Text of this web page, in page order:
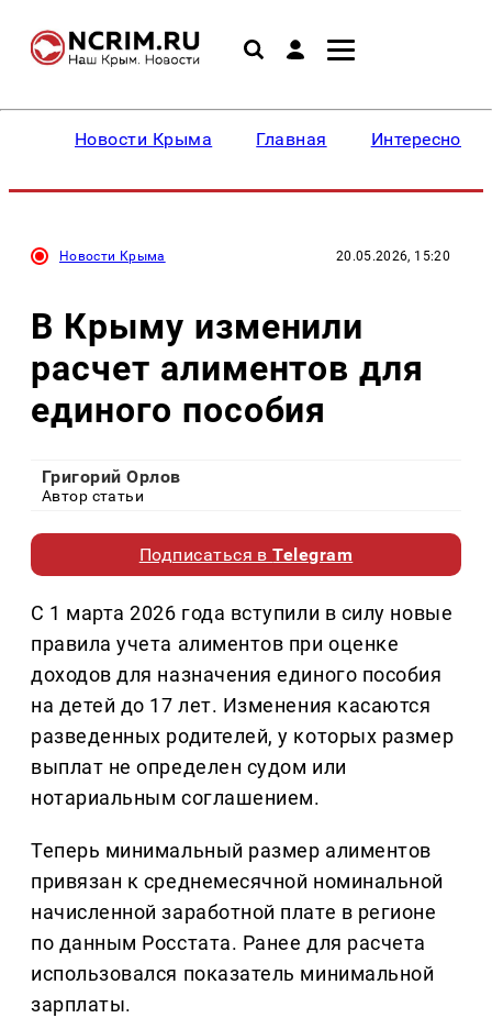
Новости Крыма Главная Интересное
Новости Крыма 20.05.2026, 15:20
В Крыму изменили
расчет алиментов для
единого пособия
Григорий Орлов
Автор статьи
Подписаться вTelegram
С 1 марта 2026 года вступили в силу новые
правила учета алиментов при оценке
доходов для назначения единого пособия
на детей до 17 лет. Изменения касаются
разведенных родителей, у которых размер
выплат не определен судом или
нотариальным соглашением.
Теперь минимальный размер алиментов
привязан к среднемесячной номинальной
начисленной заработной плате в регионе
по данным Росстата. Ранее для расчета
использовался показатель минимальной
зарплаты.